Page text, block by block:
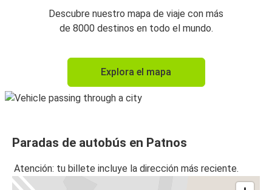
Descubre nuestro mapa de viaje con más
de 8000 destinos en todo el mundo.
Explora el mapa
Paradas de autobús en Patnos
Atención: tu billete incluye la dirección más reciente.